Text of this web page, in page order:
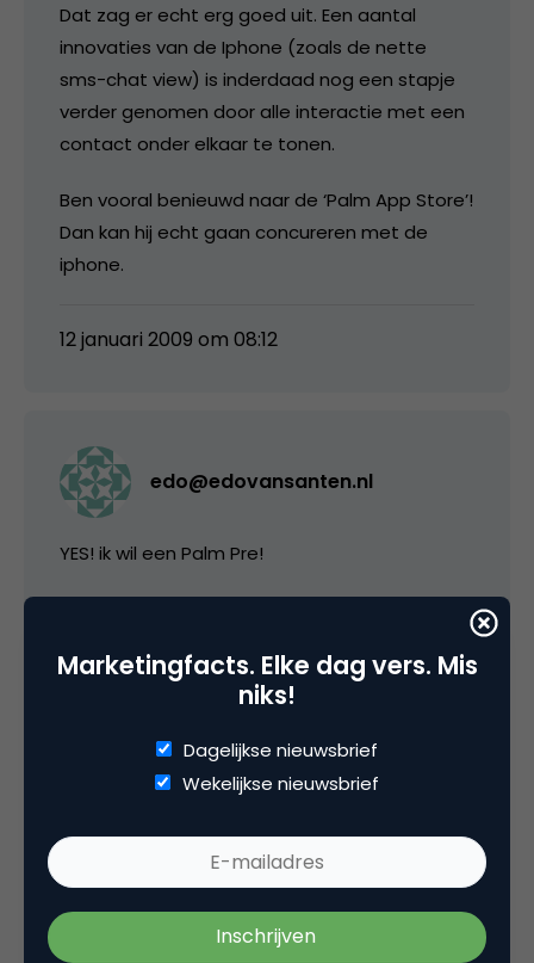
Dat zag er echt erg goed uit. Een aantal
innovaties van de Iphone (zoals de nette
sms-chat view) is inderdaad nog een stapje
verder genomen door alle interactie met een
contact onder elkaar te tonen.
Ben vooral benieuwd naar de ‘Palm App Store’!
Dan kan hij echt gaan concureren met de
iphone.
12 januari 2009 om 08:12
edo@edovansanten.nl
YES! ik wil een Palm Pre!
Kan haast niet wachten!
12 januari 2009 om 08:41
Theo Vos
Marketingfacts. Elke dag vers. Mis
niks!
Dagelijkse nieuwsbrief
Wekelijkse nieuwsbrief